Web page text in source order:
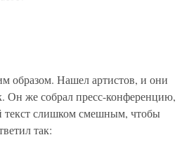
образом. Нашел артистов, и они
Он же собрал пресс-конференцию,
текст слишком смешным, чтобы
так: